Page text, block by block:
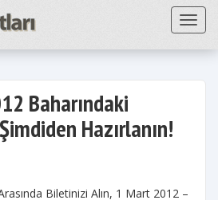
Baharındaki
Hazırlanın!
Biletinizi Alın, 1 Mart 2012 –